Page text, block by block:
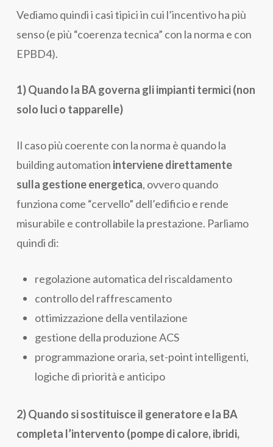
Vediamo quindi i casi tipici in cui l’incentivo ha più
senso (e più “coerenza tecnica” con la norma e con
EPBD4).
1) Quando la BA governa gli impianti termici (non
solo luci o tapparelle)
Il caso più coerente con la norma è quando la
building automation interviene direttamente
sulla gestione energetica, ovvero quando
funziona come “cervello” dell’edificio e rende
misurabile e controllabile la prestazione. Parliamo
quindi di:
regolazione automatica del riscaldamento
controllo del raffrescamento
ottimizzazione della ventilazione
gestione della produzione ACS
programmazione oraria, set-point intelligenti,
logiche di priorità e anticipo
2) Quando si sostituisce il generatore e la BA
completa l’intervento (pompe di calore, ibridi,